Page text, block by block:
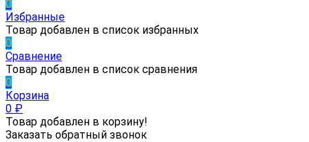
0
Избранные
Товар добавлен в список избранных
0
Сравнение
Товар добавлен в список сравнения
0
Корзина
0 ₽
Товар добавлен в корзину!
Заказать обратный звонок